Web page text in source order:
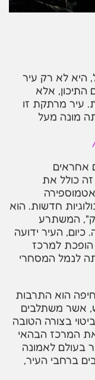
היא לא רק עיר
התיכון, אלא
עיר מרתקת זו
מונה מעל
אחראים
כולל את
חדשות. הוא
המשתרע
כיום, העיר ידועה
הופכת למרכז
לנמל המסחרי
הוא התרבות
אשר משתלבים
בצורה הטובה
את המרכז הבהאי
בעולם לאמונה
ברחבי העיר,